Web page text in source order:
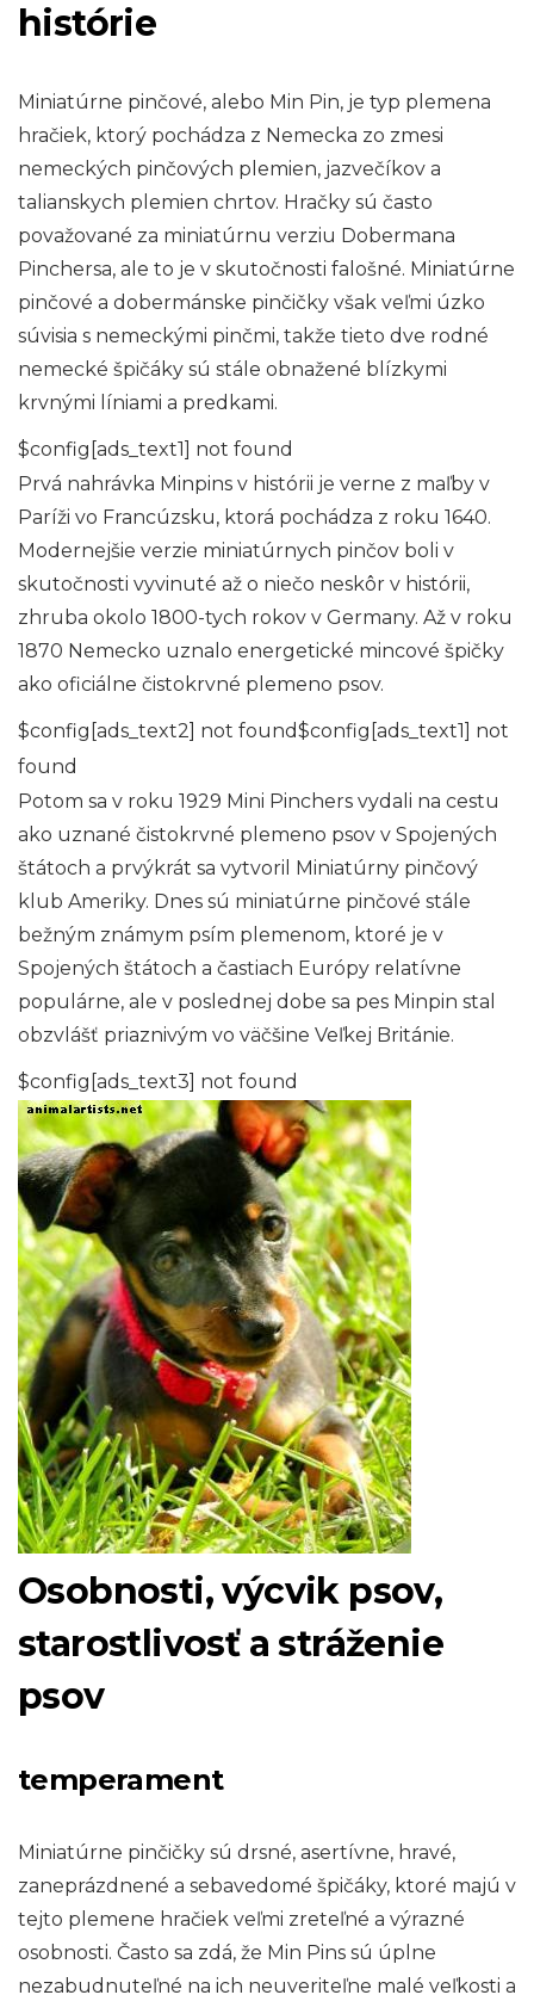
histórie
Miniatúrne pinčové, alebo Min Pin, je typ plemena
hračiek, ktorý pochádza z Nemecka zo zmesi
nemeckých pinčových plemien, jazvečíkov a
talianskych plemien chrtov. Hračky sú často
považované za miniatúrnu verziu Dobermana
Pinchersa, ale to je v skutočnosti falošné. Miniatúrne
pinčové a dobermánske pinčičky však veľmi úzko
súvisia s nemeckými pinčmi, takže tieto dve rodné
nemecké špičáky sú stále obnažené blízkymi
krvnými líniami a predkami.
$config[ads_text1] not found
Prvá nahrávka Minpins v histórii je verne z maľby v
Paríži vo Francúzsku, ktorá pochádza z roku 1640.
Modernejšie verzie miniatúrnych pinčov boli v
skutočnosti vyvinuté až o niečo neskôr v histórii,
zhruba okolo 1800-tych rokov v Germany. Až v roku
1870 Nemecko uznalo energetické mincové špičky
ako oficiálne čistokrvné plemeno psov.
$config[ads_text2] not found$config[ads_text1] not
found
Potom sa v roku 1929 Mini Pinchers vydali na cestu
ako uznané čistokrvné plemeno psov v Spojených
štátoch a prvýkrát sa vytvoril Miniatúrny pinčový
klub Ameriky. Dnes sú miniatúrne pinčové stále
bežným známym psím plemenom, ktoré je v
Spojených štátoch a častiach Európy relatívne
populárne, ale v poslednej dobe sa pes Minpin stal
obzvlášť priaznivým vo väčšine Veľkej Británie.
$config[ads_text3] not found
Osobnosti, výcvik psov,
starostlivosť a stráženie
psov
temperament
Miniatúrne pinčičky sú drsné, asertívne, hravé,
zaneprázdnené a sebavedomé špičáky, ktoré majú v
tejto plemene hračiek veľmi zreteľné a výrazné
osobnosti. Často sa zdá, že Min Pins sú úplne
nezabudnuteľné na ich neuveriteľne malé veľkosti a